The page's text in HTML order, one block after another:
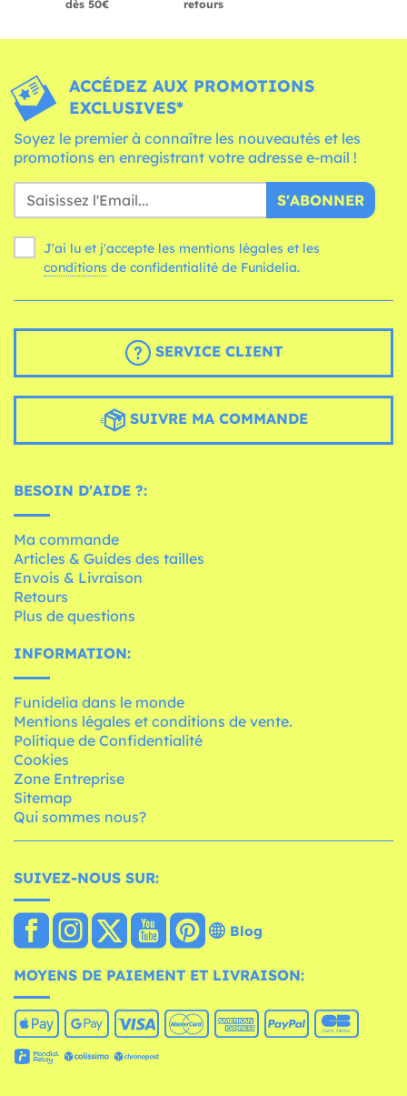
dès 50€
retours
ACCÉDEZ AUX PROMOTIONS
EXCLUSIVES*
Soyez le premier à connaître les nouveautés et les
promotions en enregistrant votre adresse e-mail !
S'ABONNER
J'ai lu et j'accepte les mentions légales et les
conditions de confidentialité de Funidelia.
SERVICE CLIENT
SUIVRE MA COMMANDE
BESOIN D'AIDE ?:
Ma commande
Articles & Guides des tailles
Envois & Livraison
Retours
Plus de questions
INFORMATION:
Funidelia dans le monde
Mentions légales et conditions de vente.
Politique de Confidentialité
Cookies
Zone Entreprise
Sitemap
Qui sommes nous?
SUIVEZ-NOUS SUR:
Blog
MOYENS DE PAIEMENT ET LIVRAISON: